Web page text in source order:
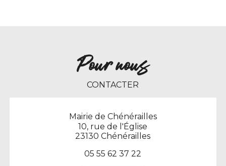
Pour nous
CONTACTER
Mairie de Chénérailles
10, rue de l'Église
23130 Chénérailles
05 55 62 37 22